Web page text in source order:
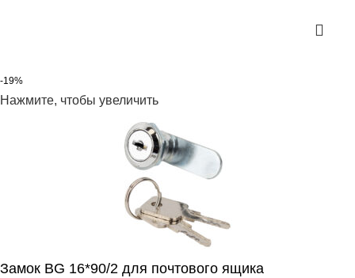
-19%
Нажмите, чтобы увеличить
Замок BG 16*90/2 для почтового ящика